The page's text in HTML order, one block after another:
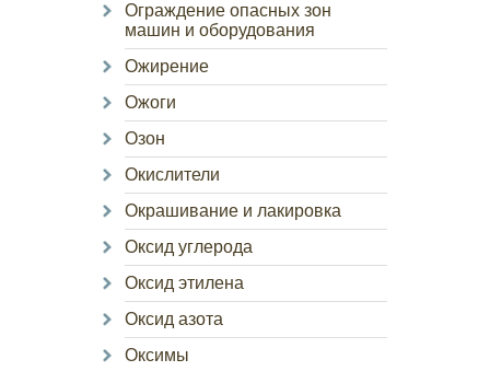
Ограждение опасных зон
машин и оборудования
Ожирение
Ожоги
Озон
Окислители
Окрашивание и лакировка
Оксид углерода
Оксид этилена
Оксид азота
Оксимы